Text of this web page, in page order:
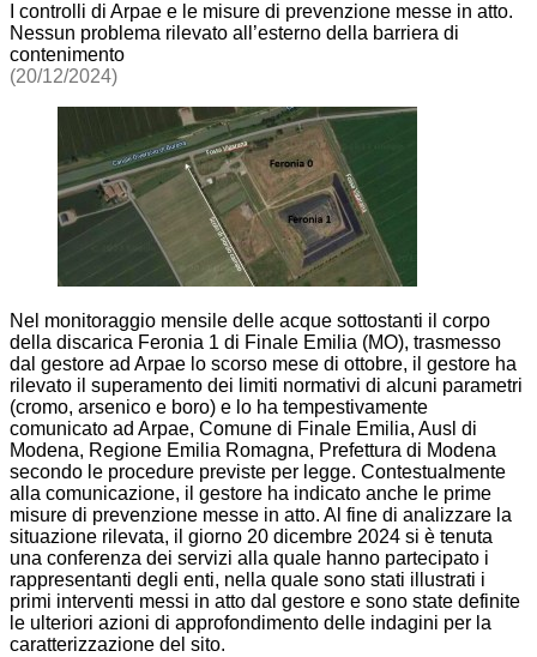
I controlli di Arpae e le misure di prevenzione messe in atto.
Nessun problema rilevato all’esterno della barriera di
contenimento
(20/12/2024)
Nel monitoraggio mensile delle acque sottostanti il corpo
della discarica Feronia 1 di Finale Emilia (MO), trasmesso
dal gestore ad Arpae lo scorso mese di ottobre, il gestore ha
rilevato il superamento dei limiti normativi di alcuni parametri
(cromo, arsenico e boro) e lo ha tempestivamente
comunicato ad Arpae, Comune di Finale Emilia, Ausl di
Modena, Regione Emilia Romagna, Prefettura di Modena
secondo le procedure previste per legge. Contestualmente
alla comunicazione, il gestore ha indicato anche le prime
misure di prevenzione messe in atto. Al fine di analizzare la
situazione rilevata, il giorno 20 dicembre 2024 si è tenuta
una conferenza dei servizi alla quale hanno partecipato i
rappresentanti degli enti, nella quale sono stati illustrati i
primi interventi messi in atto dal gestore e sono state definite
le ulteriori azioni di approfondimento delle indagini per la
caratterizzazione del sito.